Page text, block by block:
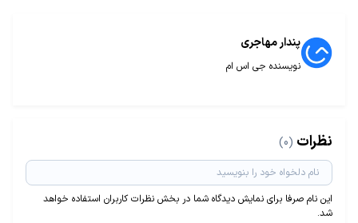
پندار مهاجری
نویسنده جی اس ام
نظرات (0)
این نام صرفا برای نمایش دیدگاه شما در بخش نظرات کاربران استفاده خواهد
شد.